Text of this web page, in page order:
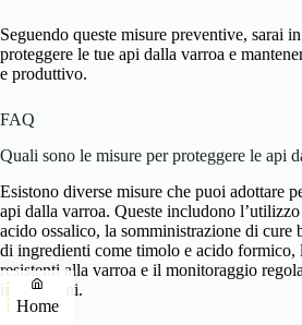
Seguendo queste misure preventive, sarai
proteggere le tue api dalla varroa e
e produttivo.
FAQ
Quali sono le misure per proteggere le api
Esistono diverse misure che puoi adottare
api dalla varroa. Queste includono
acido ossalico, la somministrazione di cure
di ingredienti come timolo e acido formico,
resistenti alla varroa e il monitoraggio
infestazioni.
Home